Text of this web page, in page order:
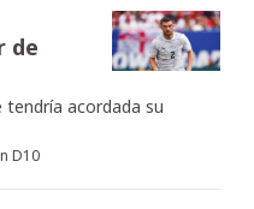
de
tendría acordada su
D10